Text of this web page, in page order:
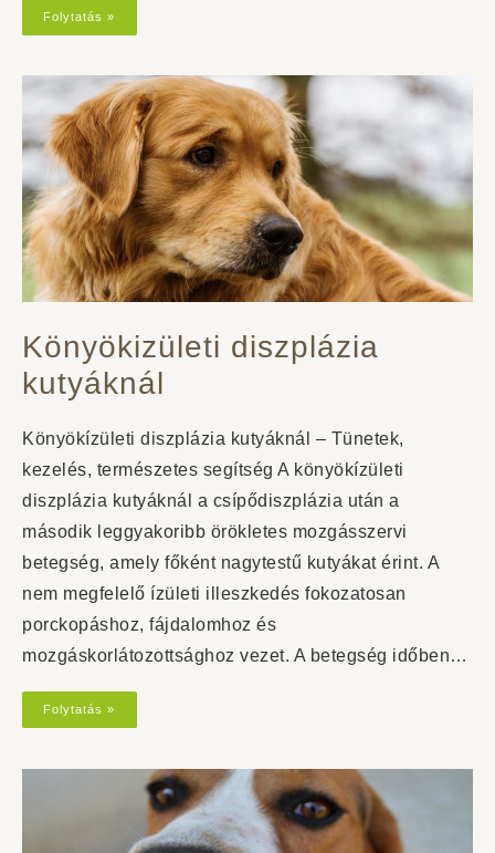
Folytatás »
Könyökizületi diszplázia
kutyáknál
Könyökízületi diszplázia kutyáknál – Tünetek,
kezelés, természetes segítség A könyökízületi
diszplázia kutyáknál a csípődiszplázia után a
második leggyakoribb örökletes mozgásszervi
betegség, amely főként nagytestű kutyákat érint. A
nem megfelelő ízületi illeszkedés fokozatosan
porckopáshoz, fájdalomhoz és
mozgáskorlátozottsághoz vezet. A betegség időben…
Folytatás »